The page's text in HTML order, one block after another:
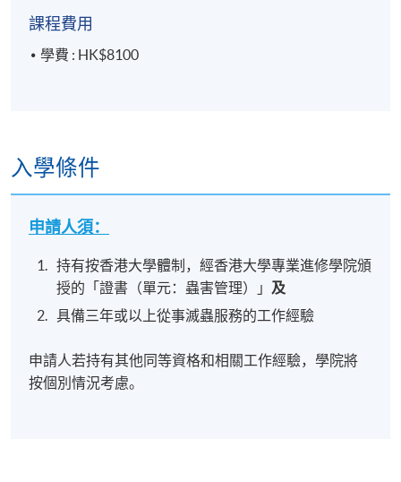
逢星期二及星期四 (7:00pm - 9:00pm / 7:00pm -
10:00pm)
課程費用
學費 : HK$8100
入學條件
申請人須：
持有按香港大學體制，經香港大學專業進修學院頒
授的「證書（單元：蟲害管理）」 及
具備三年或以上從事滅蟲服務的工作經驗
申請人若持有其他同等資格和相關工作經驗，學院將
按個別情況考慮。